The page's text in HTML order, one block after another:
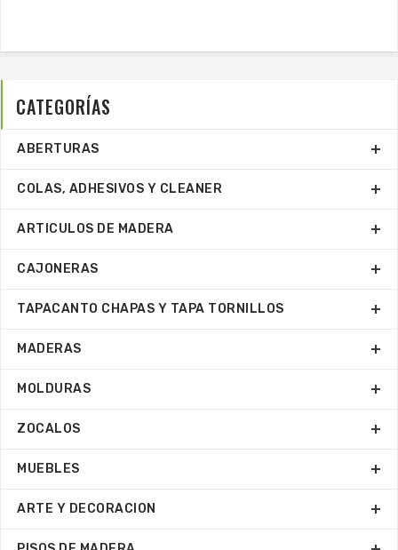
CATEGORÍAS
ABERTURAS
COLAS, ADHESIVOS Y CLEANER
ARTICULOS DE MADERA
CAJONERAS
TAPACANTO CHAPAS Y TAPA TORNILLOS
MADERAS
MOLDURAS
ZOCALOS
MUEBLES
ARTE Y DECORACION